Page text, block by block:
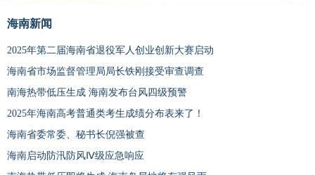
海南新闻
2025年第二届海南省退役军人创业创新大赛启动
海南省市场监督管理局局长铁刚接受审查调查
南海热带低压生成 海南发布台风四级预警
2025年海南高考普通类考生成绩分布表来了！
海南省委常委、秘书长倪强被查
海南启动防汛防风Ⅳ级应急响应